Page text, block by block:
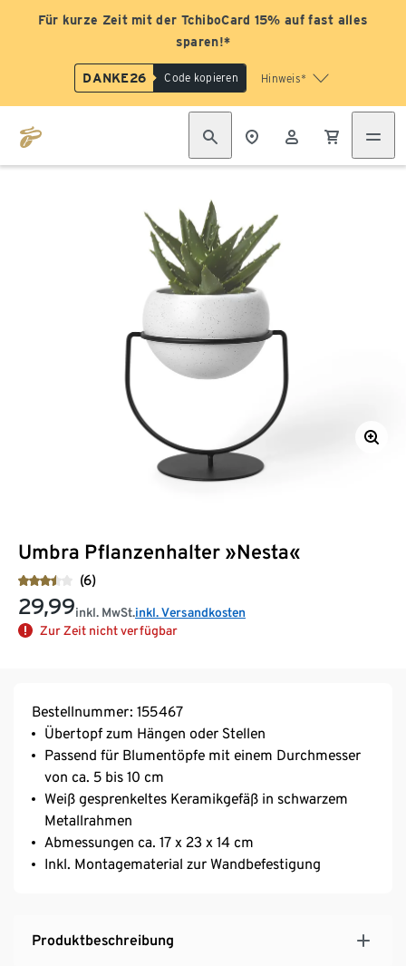
Für kurze Zeit mit der TchiboCard 15% auf fast alles
sparen!*
DANKE26 Code kopieren Hinweis*
Umbra Pflanzenhalter »Nesta«
(6)
29,99inkl. MwSt.inkl. Versandkosten
Zur Zeit nicht verfügbar
Bestellnummer: 155467
Übertopf zum Hängen oder Stellen
Passend für Blumentöpfe mit einem Durchmesser
von ca. 5 bis 10 cm
Weiß gesprenkeltes Keramikgefäß in schwarzem
Metallrahmen
Abmessungen ca. 17 x 23 x 14 cm
Inkl. Montagematerial zur Wandbefestigung
Produktbeschreibung